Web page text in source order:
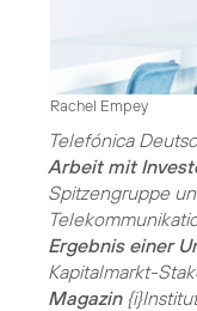
Rachel Empey
Telefónica
Arbeit mit
Spitzengruppe
Ergebnis einer
Kapitalmarkt-
Magazin